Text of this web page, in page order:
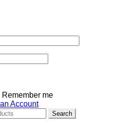
Remember me
Account
Search